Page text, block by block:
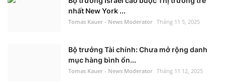
nhất New York ...
Tomas Kauer - News Moderator Tháng 11 5, 2025
Bộ trưởng Tài chính: Chưa mở rộng danh
mục hàng bình ổn...
Tomas Kauer - News Moderator Tháng 11 12, 2025